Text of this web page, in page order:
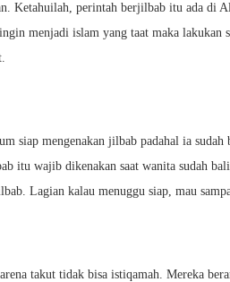
Ketahuilah, perintah berjilbab itu ada di
menjadi islam yang taat maka
siap mengenakan jilbab padahal ia
itu wajib dikenakan saat wanita sudah
Lagian kalau menuggu siap, mau
takut tidak bisa istiqamah. Mereka